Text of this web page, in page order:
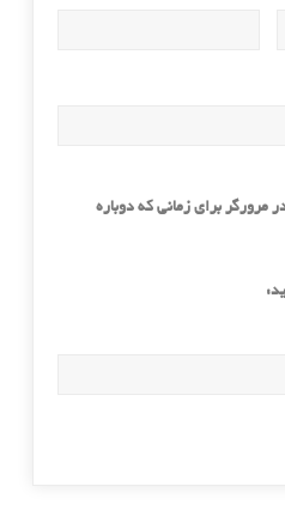
مرورگر برای زمانی که دوباره